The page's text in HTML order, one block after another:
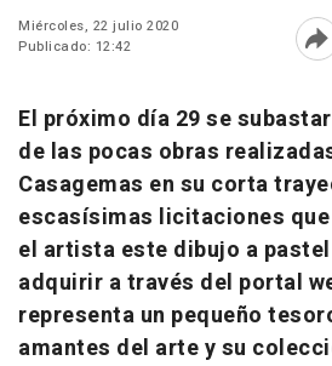
Miércoles, 22 julio 2020
Publicado: 12:42
El próximo día 29 se
de las pocas obras
Casagemas en su corta
escasísimas licitaciones
el artista este dibujo a
adquirir a través del portal
representa un pequeño
amantes del arte y su